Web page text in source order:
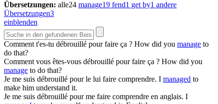
Übersetzungen: alle24 manage19 fend1 get by1 andere
Übersetzungen3
einblenden
Comment t'es-tu débrouillé pour faire ça ? How did you manage to
do that?
Comment vous êtes-vous débrouillé pour faire ça ? How did you
manage to do that?
Je me suis débrouillé pour le lui faire comprendre. I managed to
make him understand it.
Je me suis débrouillé pour me faire comprendre en anglais. I